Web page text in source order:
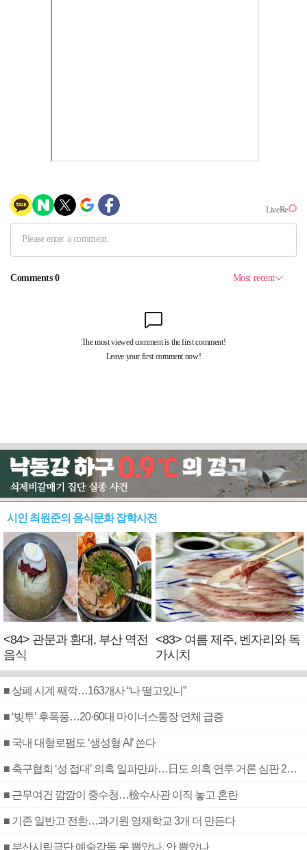
시인 최원준의 음식문화 잡학사전
<84> 관문과 환대, 부산 역전
음식
<83> 여름 제주, 벤자리와 독
가시치
■ 상폐 시계 째깍…163개사 “나 떨고있니”
■ ‘빚투’ 후폭풍…20·60대 마이너스통장 연체 급증
■ 국내 대형로펌도 ‘생성형 AI’ 쓴다
■ 축구협회 ‘성 접대’ 의혹 일파만파…日도 의혹 연루 거론 심판 2명 조사
■ 근무여건 깜깜이 중수청…檢수사관 이직 놓고 혼란
■ 기존 일반고 전환…과기원 영재학교 3개 더 만든다
■ 부산시립극단 예술감독 못 뽑았나, 안 뽑았나